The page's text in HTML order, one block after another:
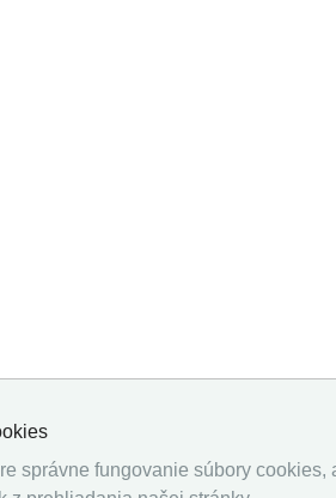
správne fungovanie súbory cookies,